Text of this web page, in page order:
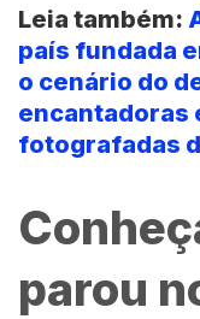
Leia também:
país fundada
o cenário do
encantadoras
fotografadas
parou